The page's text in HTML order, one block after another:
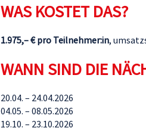
WAS KOSTET DAS?
1.975,– € pro Teilnehmer:in,
WANN SIND DIE
20.04. – 24.04.2026
04.05. – 08.05.2026
19.10. – 23.10.2026